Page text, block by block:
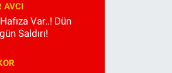
AVCI
Var..! Dün
Saldırı!